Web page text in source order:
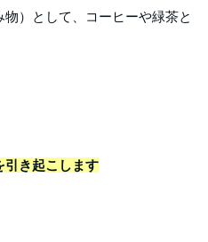
）として、コーヒーや緑茶と
引き起こします